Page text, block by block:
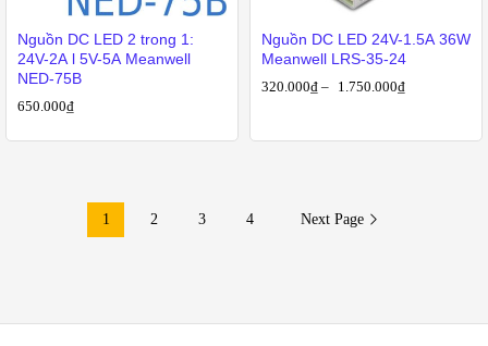
Nguồn DC LED 2 trong 1:
24V-2A l 5V-5A Meanwell
NED-75B
650.000₫
Nguồn DC LED 24V-1.5A 36W
Meanwell LRS-35-24
320.000₫ – 1.750.000₫
1 2 3 4 Next Page